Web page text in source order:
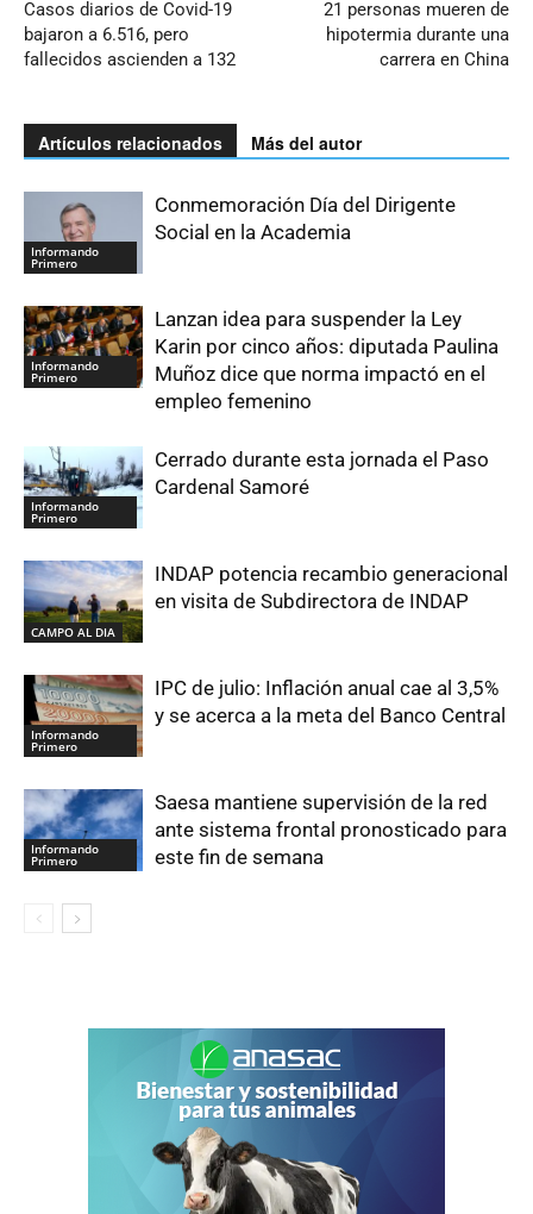
Casos diarios de Covid-19
bajaron a 6.516, pero
fallecidos ascienden a 132
21 personas mueren de
hipotermia durante una
carrera en China
Artículos relacionados Más del autor
Informando
Primero
Conmemoración Día del Dirigente
Social en la Academia
Informando
Primero
Lanzan idea para suspender la Ley
Karin por cinco años: diputada Paulina
Muñoz dice que norma impactó en el
empleo femenino
Informando
Primero
Cerrado durante esta jornada el Paso
Cardenal Samoré
CAMPO AL DIA
INDAP potencia recambio generacional
en visita de Subdirectora de INDAP
Informando
Primero
IPC de julio: Inflación anual cae al 3,5%
y se acerca a la meta del Banco Central
Informando
Primero
Saesa mantiene supervisión de la red
ante sistema frontal pronosticado para
este fin de semana